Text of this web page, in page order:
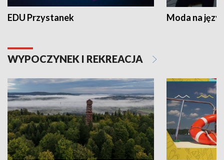
EDU Przystanek Moda na
WYPOCZYNEK I REKREACJA